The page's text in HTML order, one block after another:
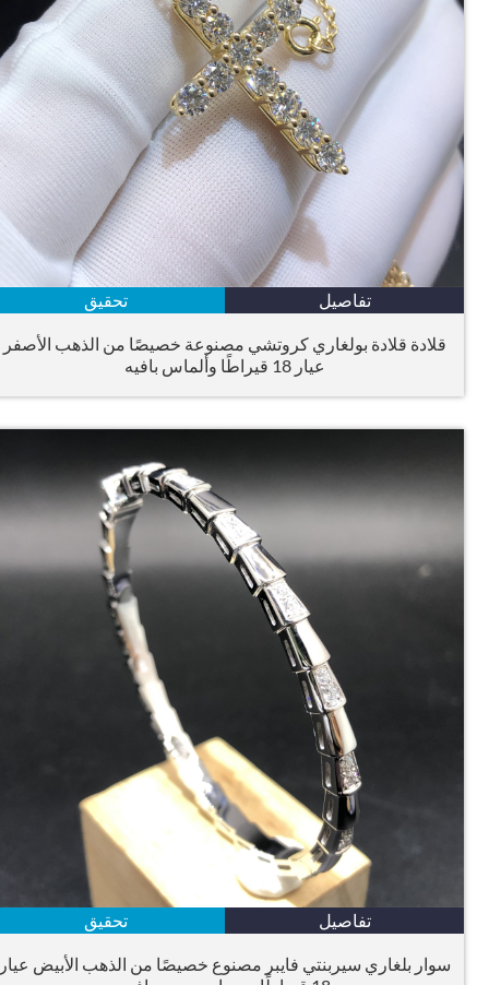
تفاصيل تحقيق
قلادة قلادة بولغاري كروتشي مصنوعة خصيصًا من الذهب الأصفر
عيار 18 قيراطًا وألماس بافيه
تفاصيل تحقيق
سوار بلغاري سيربنتي فايبر مصنوع خصيصًا من الذهب الأبيض عيار